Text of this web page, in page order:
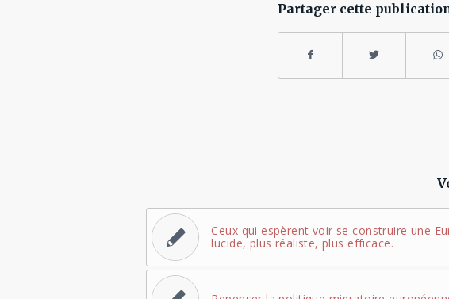
Partager cette
Ceux qui espèrent voir se construire une
lucide, plus réaliste, plus efficace.